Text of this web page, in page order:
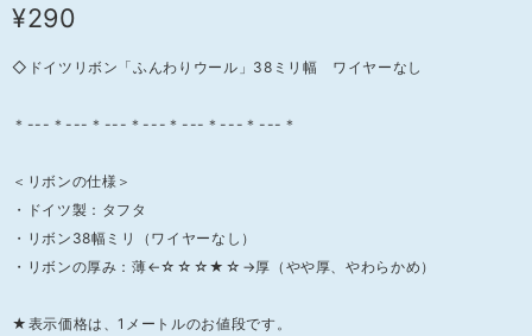
¥290
◇ドイツリボン「ふんわりウール」38ミリ幅 ワイヤーなし
＊---＊---＊---＊---＊---＊---＊---＊
＜リボンの仕様＞
・ドイツ製：タフタ
・リボン38幅ミリ（ワイヤーなし）
・リボンの厚み：薄←☆☆☆★☆→厚（やや厚、やわらかめ）
★表示価格は、1メートルのお値段です。